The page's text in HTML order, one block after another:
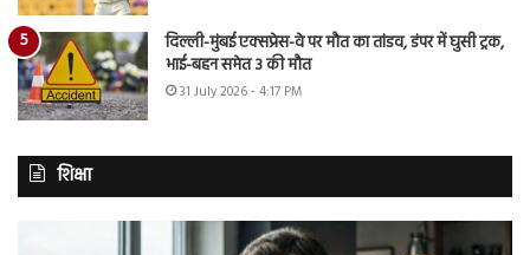
दिल्ली-मुंबई एक्सप्रेस-वे पर मौत का तांडव, डंपर में घुसी ट्रक,
भाई-बहन समेत 3 की मौत
31 July 2026 - 4:17 PM
शिक्षा